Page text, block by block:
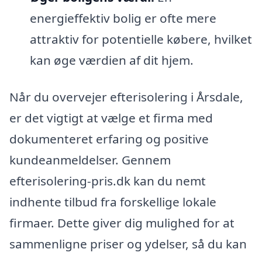
energieffektiv bolig er ofte mere
attraktiv for potentielle købere, hvilket
kan øge værdien af dit hjem.
Når du overvejer efterisolering i Årsdale,
er det vigtigt at vælge et firma med
dokumenteret erfaring og positive
kundeanmeldelser. Gennem
efterisolering-pris.dk kan du nemt
indhente tilbud fra forskellige lokale
firmaer. Dette giver dig mulighed for at
sammenligne priser og ydelser, så du kan